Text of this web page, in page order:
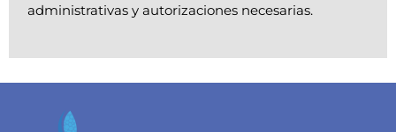
administrativas y autorizaciones necesarias.